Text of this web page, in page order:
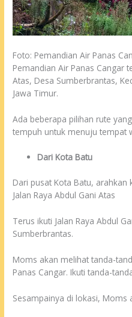
Foto: Pemandian Air Panas
Pemandian Air Panas Cangar
Atas, Desa Sumberbrantas,
Jawa Timur.
Ada beberapa pilihan rute
tempuh untuk menuju tempat
Dari Kota Batu
Dari pusat Kota Batu,
Jalan Raya Abdul Gani Atas
Terus ikuti Jalan Raya Abdul
Sumberbrantas.
Moms akan melihat tanda-
Panas Cangar. Ikuti tanda-
Sesampainya di lokasi, Moms